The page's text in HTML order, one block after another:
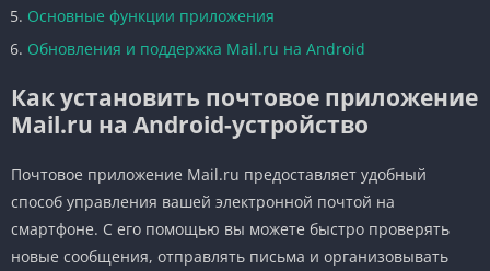
Основные функции приложения
Обновления и поддержка Mail.ru на Android
Как установить почтовое приложение
Mail.ru на Android-устройство
Почтовое приложение Mail.ru предоставляет удобный
способ управления вашей электронной почтой на
смартфоне. С его помощью вы можете быстро проверять
новые сообщения, отправлять письма и организовывать